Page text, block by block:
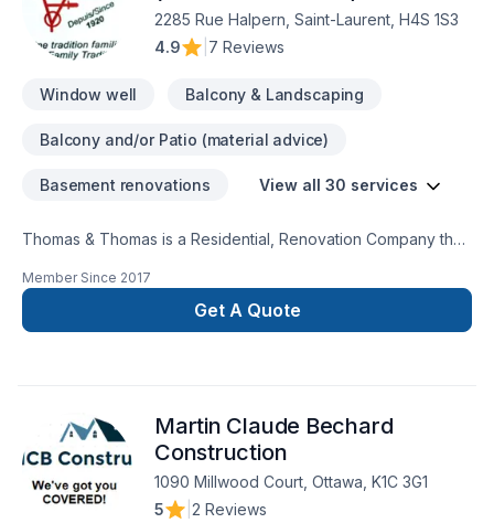
budget. Demandez votre soumission personnalisée et
démarrez votre projet en toute confiance.
2285 Rue Halpern, Saint-Laurent, H4S 1S3
4.9
7 Reviews
Window well Balcony & Landscaping
Balcony and/or Patio (material advice)
Basement renovations View all 30 services
Thomas & Thomas is a Residential, Renovation Company that
operations back in 1920. We carry out a variety of Residential
Renovations such as:Complete Washroom Renovations
Kitchen Alterations Ceramic Tile Installations Complete Interior
Member Since 2017
Get A Quote
Martin Claude Bechard
Construction
1090 Millwood Court, Ottawa, K1C 3G1
5
2 Reviews